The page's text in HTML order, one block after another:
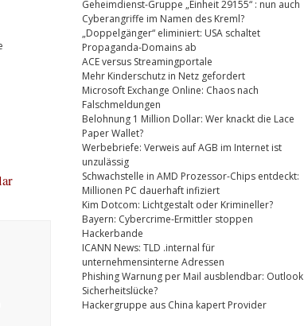
Geheimdienst-Gruppe „Einheit 29155“ : nun auch
Cyberangriffe im Namen des Kreml?
„Doppelgänger“ eliminiert: USA schaltet
Propaganda-Domains ab
ACE versus Streamingportale
Mehr Kinderschutz in Netz gefordert
Microsoft Exchange Online: Chaos nach
Falschmeldungen
Belohnung 1 Million Dollar: Wer knackt die Lace
Paper Wallet?
Werbebriefe: Verweis auf AGB im Internet ist
unzulässig
Schwachstelle in AMD Prozessor-Chips entdeckt:
Millionen PC dauerhaft infiziert
Kim Dotcom: Lichtgestalt oder Krimineller?
Bayern: Cybercrime-Ermittler stoppen
Hackerbande
ICANN News: TLD .internal für
unternehmensinterne Adressen
Phishing Warnung per Mail ausblendbar: Outlook
Sicherheitslücke?
Hackergruppe aus China kapert Provider